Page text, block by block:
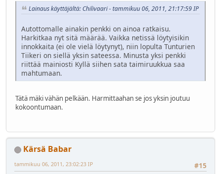
Lainaus käyttäjältä: Chilivaari - tammikuu 06, 2011, 21:17:59 IP
Autottomalle ainakin penkki on ainoa ratkaisu.
Harkitkaa nyt sitä määrää. Vaikka netissä löytyisikin
innokkaita (ei ole vielä löytynyt), niin lopulta Tunturien
Tiikeri on siellä yksin sateessa. Minusta yksi penkki
riittää mainiosti Kyllä siihen sata taimiruukkua saa
mahtumaan.
Tätä mäki vähän pelkään. Harmittaahan se jos yksin joutuu
kokoontumaan.
Kärsä Babar
#15
tammikuu 06, 2011, 23:02:23 IP